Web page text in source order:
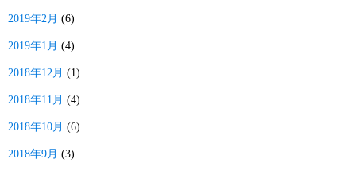
2019年2月 (6)
2019年1月 (4)
2018年12月 (1)
2018年11月 (4)
2018年10月 (6)
2018年9月 (3)